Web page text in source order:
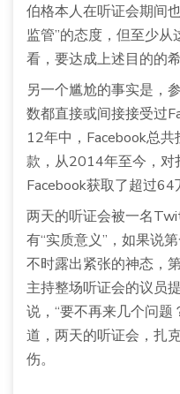
伯格本人在听证会期间
监管”的态度，但至少
看，要达成上述目的的希
另一个尴尬的事实是，
数都直接或间接接受过
12年中，Facebook总
款，从2014年至今，对
Facebook获取了超过64
两天的听证会被一名
有“实质意义”，如果说
不时露出紧张的神态，
主持整场听证会的议员
说，“要不再来几个问题
道，两天的听证会，扎
伤。